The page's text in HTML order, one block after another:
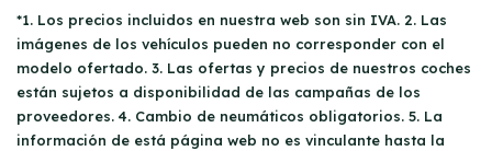
*1. Los precios incluidos en nuestra web son sin IVA. 2. Las
imágenes de los vehículos pueden no corresponder con el
modelo ofertado. 3. Las ofertas y precios de nuestros coches
están sujetos a disponibilidad de las campañas de los
proveedores. 4. Cambio de neumáticos obligatorios. 5. La
información de está página web no es vinculante hasta la